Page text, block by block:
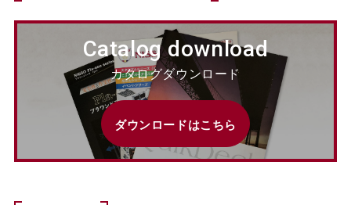
Catalog download
カタログダウンロード
ダウンロードはこちら